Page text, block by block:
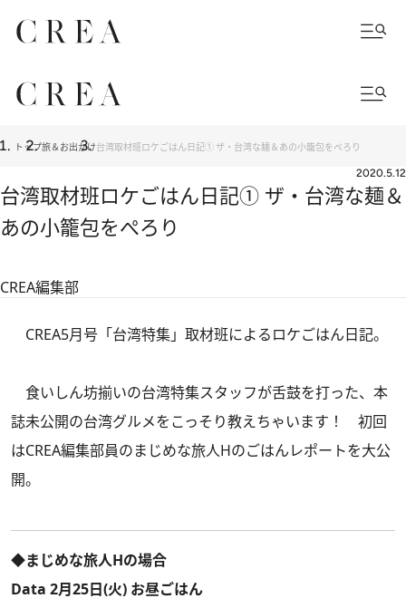
トップ旅＆お出かけ台湾取材班ロケごはん日記① ザ・台湾な麺＆あの小籠包をぺろり
2020.5.12
台湾取材班ロケごはん日記① ザ・台湾な麺＆
あの小籠包をぺろり
CREA編集部
CREA5月号「台湾特集」取材班によるロケごはん日記。
食いしん坊揃いの台湾特集スタッフが舌鼓を打った、本
誌未公開の台湾グルメをこっそり教えちゃいます！ 初回
はCREA編集部員のまじめな旅人Hのごはんレポートを大公
開。
◆まじめな旅人Hの場合
Data 2月25日(火) お昼ごはん